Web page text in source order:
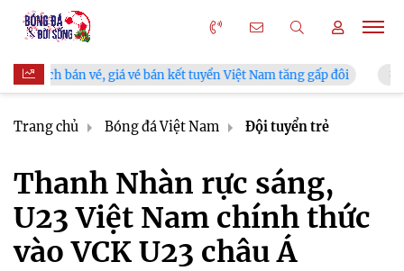
vé, giá vé bán kết tuyển Việt Nam tăng gấp đôi V.League
Trang chủ Bóng đá Việt Nam Đội tuyển trẻ
Thanh Nhàn rực sáng,
U23 Việt Nam chính thức
vào VCK U23 châu Á